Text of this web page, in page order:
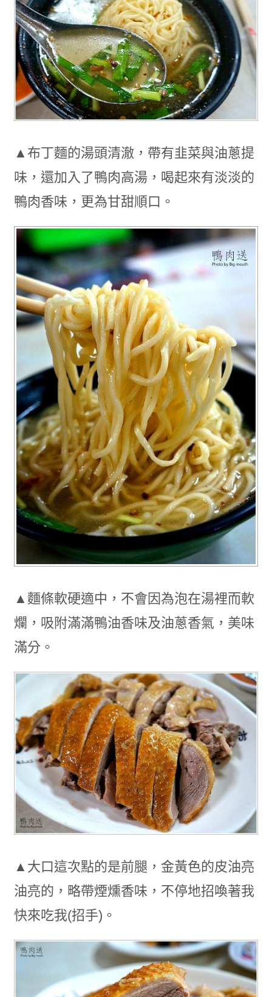
▲布丁麵的湯頭清澈，帶有韭菜與油蔥提
味，還加入了鴨肉高湯，喝起來有淡淡的
鴨肉香味，更為甘甜順口。
▲麵條軟硬適中，不會因為泡在湯裡而軟
爛，吸附滿滿鴨油香味及油蔥香氣，美味
滿分。
▲大口這次點的是前腿，金黃色的皮油亮
油亮的，略帶煙燻香味，不停地招喚著我
快來吃我(招手)。